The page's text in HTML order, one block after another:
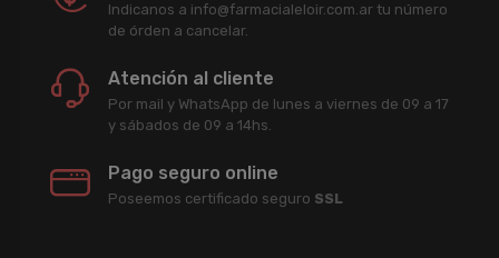
Indicanos a info@farmacialeloir.com.ar tu número
de órden a cancelar.
Atención al cliente
Por mail y WhatsApp de lunes a viernes de 09 a 17
y sábados de 09 a 14hs.
Pago seguro online
Poseemos certificado seguro SSL